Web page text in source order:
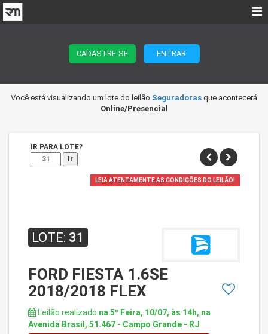
CADASTRE-SE ENTRAR
Você está visualizando um lote do leilão Seguradoras que acontecerá
Online/Presencial
IR PARA LOTE?
Ir
LEIA ATENTAMENTE AS CONDIÇÕES DO LEILÃO!
LOTE: 31
FORD FIESTA 1.6SE
2018/2018 FLEX
Leilão realizado na 5º Feira, 10/07, às 14h, na
Avenida Brasil, 51.467 - Campo Grande - RJ